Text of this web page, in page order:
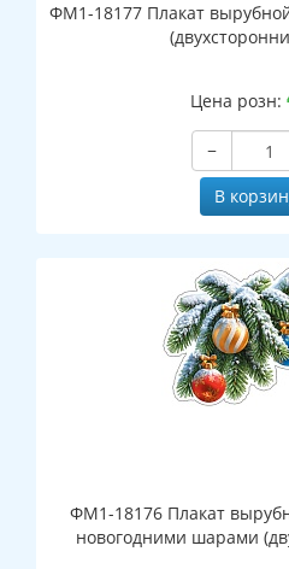
ФМ1-18177 Плакат
Цена розн:
−
В
ФМ1-18176 Плакат
новогодними шарами